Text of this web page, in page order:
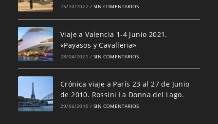
25/10/2022 / SIN COMENTARIOS
Viaje a Valencia 1-4 Junio 2021.
«Payasos y Cavalleria»
28/04/2021 / SIN COMENTARIOS
Crónica viaje a París 23 al 27 de Junio
de 2010. Rossini La Donna del Lago.
29/06/2010 / SIN COMENTARIOS